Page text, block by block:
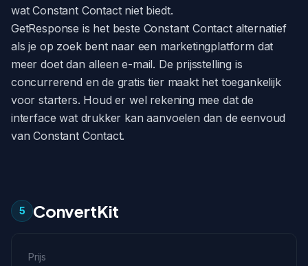
wat Constant Contact niet biedt.
GetResponse is het beste Constant Contact alternatief
als je op zoek bent naar een marketingplatform dat
meer doet dan alleen e-mail. De prijsstelling is
concurrerend en de gratis tier maakt het toegankelijk
voor starters. Houd er wel rekening mee dat de
interface wat drukker kan aanvoelen dan de eenvoud
van Constant Contact.
5 ConvertKit
Prijs